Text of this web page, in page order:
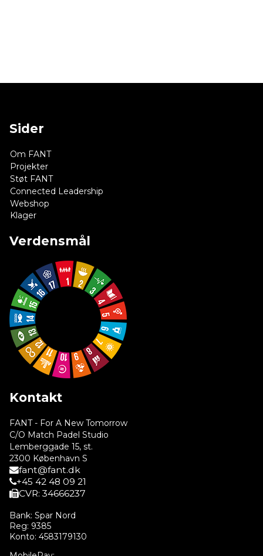
Sider
Om FANT
Projekter
Støt FANT
Connected Leadership
Webshop
Klager
Verdensmål
Kontakt
FANT - For A New Tomorrow
C/O Match Padel Studio
Lemberggade 15, st.
2300 København S
fant@fant.dk
+45 42 48 09 21
CVR: 34666237
Bank: Spar Nord
Reg: 9385
Konto: 4583179130